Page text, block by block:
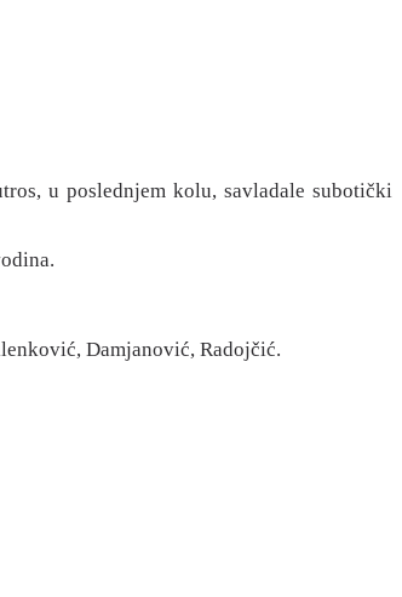
u poslednjem kolu, savladale subotički
Damjanović, Radojčić.